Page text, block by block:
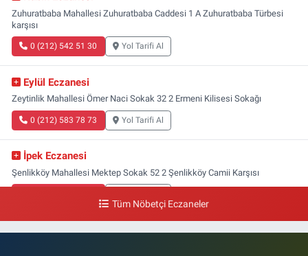
Zuhuratbaba Mahallesi Zuhuratbaba Caddesi 1 A Zuhuratbaba Türbesi
karşısı
0 (212) 542 51 30 Yol Tarifi Al
Eylül Eczanesi
Zeytinlik Mahallesi Ömer Naci Sokak 32 2 Ermeni Kilisesi Sokağı
0 (212) 583 78 73 Yol Tarifi Al
İpek Eczanesi
Şenlikköy Mahallesi Mektep Sokak 52 2 Şenlikköy Camii Karşısı
Gün Eczanesi
Tüm Nöbetçi Eczaneler